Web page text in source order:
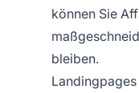
können Sie
bleiben.